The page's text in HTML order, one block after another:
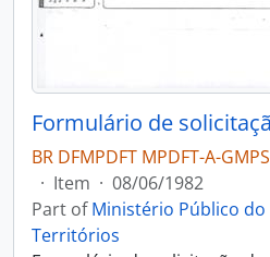
BR DFMPDFT MPDFT-A-
· Item · 08/06/1982
Part ofMinistério Público
Territórios